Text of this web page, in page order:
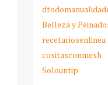
Belleza y
recetariosenlinea
cositasconmesh
Solountip